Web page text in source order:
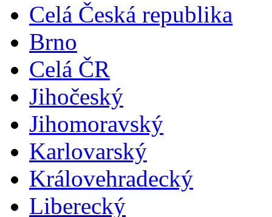
Celá Česká republika
Brno
Celá ČR
Jihočeský
Jihomoravský
Karlovarský
Královehradecký
Liberecký